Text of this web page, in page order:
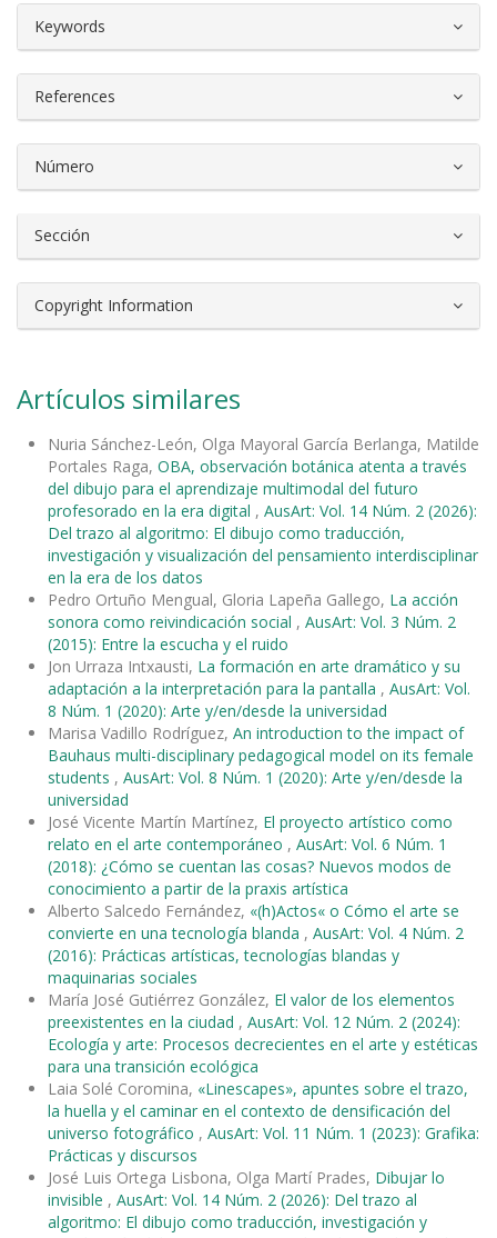
Keywords
References
Número
Sección
Copyright Information
Artículos similares
Nuria Sánchez-León, Olga Mayoral García Berlanga, Matilde
Portales Raga, OBA, observación botánica atenta a través
del dibujo para el aprendizaje multimodal del futuro
profesorado en la era digital , AusArt: Vol. 14 Núm. 2 (2026):
Del trazo al algoritmo: El dibujo como traducción,
investigación y visualización del pensamiento interdisciplinar
en la era de los datos
Pedro Ortuño Mengual, Gloria Lapeña Gallego, La acción
sonora como reivindicación social , AusArt: Vol. 3 Núm. 2
(2015): Entre la escucha y el ruido
Jon Urraza Intxausti, La formación en arte dramático y su
adaptación a la interpretación para la pantalla , AusArt: Vol.
8 Núm. 1 (2020): Arte y/en/desde la universidad
Marisa Vadillo Rodríguez, An introduction to the impact of
Bauhaus multi-disciplinary pedagogical model on its female
students , AusArt: Vol. 8 Núm. 1 (2020): Arte y/en/desde la
universidad
José Vicente Martín Martínez, El proyecto artístico como
relato en el arte contemporáneo , AusArt: Vol. 6 Núm. 1
(2018): ¿Cómo se cuentan las cosas? Nuevos modos de
conocimiento a partir de la praxis artística
Alberto Salcedo Fernández, «(h)Actos« o Cómo el arte se
convierte en una tecnología blanda , AusArt: Vol. 4 Núm. 2
(2016): Prácticas artísticas, tecnologías blandas y
maquinarias sociales
María José Gutiérrez González, El valor de los elementos
preexistentes en la ciudad , AusArt: Vol. 12 Núm. 2 (2024):
Ecología y arte: Procesos decrecientes en el arte y estéticas
para una transición ecológica
Laia Solé Coromina, «Linescapes», apuntes sobre el trazo,
la huella y el caminar en el contexto de densificación del
universo fotográfico , AusArt: Vol. 11 Núm. 1 (2023): Grafika:
Prácticas y discursos
José Luis Ortega Lisbona, Olga Martí Prades, Dibujar lo
invisible , AusArt: Vol. 14 Núm. 2 (2026): Del trazo al
algoritmo: El dibujo como traducción, investigación y